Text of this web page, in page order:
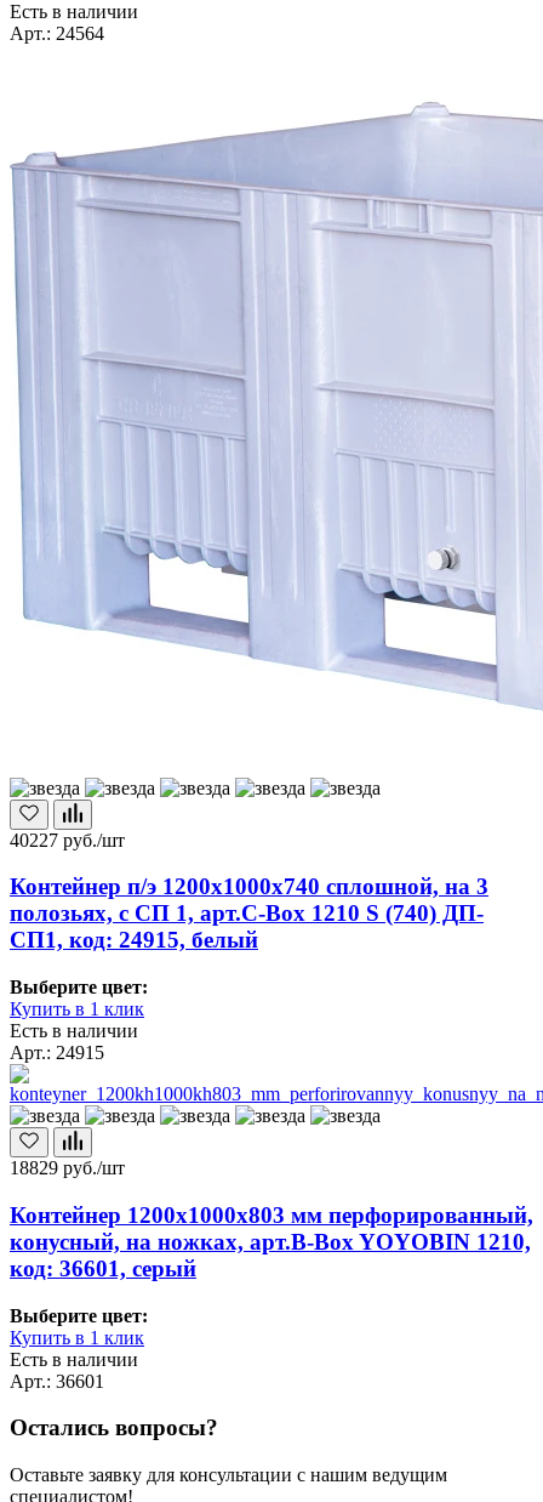
Есть в наличии
Арт.: 24564
40227 руб./шт
Контейнер п/э 1200х1000х740 сплошной, на 3
полозьях, с СП 1, арт.C-Box 1210 S (740) ДП-
СП1, код: 24915, белый
Выберите цвет:
Купить в 1 клик
Есть в наличии
Арт.: 24915
18829 руб./шт
Контейнер 1200х1000х803 мм перфорированный,
конусный, на ножках, арт.B-Box YOYOBIN 1210,
код: 36601, серый
Выберите цвет:
Купить в 1 клик
Есть в наличии
Арт.: 36601
Остались вопросы?
Оставьте заявку для консультации с нашим ведущим
специалистом!